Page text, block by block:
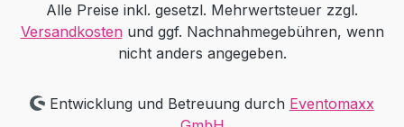
Alle Preise inkl. gesetzl. Mehrwertsteuer zzgl.
Versandkostenund ggf. Nachnahmegebühren, wenn
nicht anders angegeben.
Entwicklung und Betreuung durch Eventomaxx